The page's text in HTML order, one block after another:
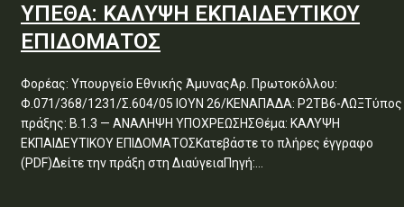
ΥΠΕΘΑ: ΚΑΛΥΨΗ ΕΚΠΑΙΔΕΥΤΙΚΟΥ
ΕΠΙΔΟΜΑΤΟΣ
Φορέας: Υπουργείο Εθνικής ΆμυναςΑρ. Πρωτοκόλλου:
Φ.071/368/1231/Σ.604/05 ΙΟΥΝ 26/ΚΕΝΑΠΑΔΑ: Ρ2ΤΒ6-ΛΩΞΤύπος
πράξης: Β.1.3 — ΑΝΑΛΗΨΗ ΥΠΟΧΡΕΩΣΗΣΘέμα: ΚΑΛΥΨΗ
ΕΚΠΑΙΔΕΥΤΙΚΟΥ ΕΠΙΔΟΜΑΤΟΣΚατεβάστε το πλήρες έγγραφο
(PDF)Δείτε την πράξη στη ΔιαύγειαΠηγή:...